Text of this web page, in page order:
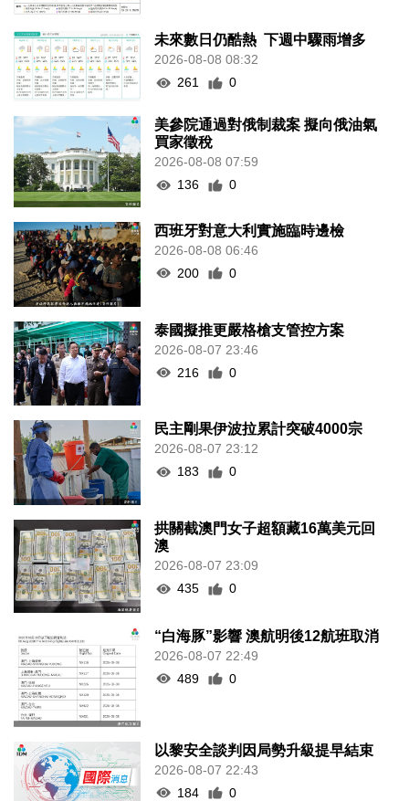
未來數日仍酷熱 下週中驟雨增多
2026-08-08 08:32
261
0
美參院通過對俄制裁案 擬向俄油氣
買家徵稅
2026-08-08 07:59
136
0
西班牙對意大利實施臨時邊檢
2026-08-08 06:46
200
0
泰國擬推更嚴格槍支管控方案
2026-08-07 23:46
216
0
民主剛果伊波拉累計突破4000宗
2026-08-07 23:12
183
0
拱關截澳門女子超額藏16萬美元回
澳
2026-08-07 23:09
435
0
“白海豚”影響 澳航明後12航班取消
2026-08-07 22:49
489
0
以黎安全談判因局勢升級提早結束
2026-08-07 22:43
184
0